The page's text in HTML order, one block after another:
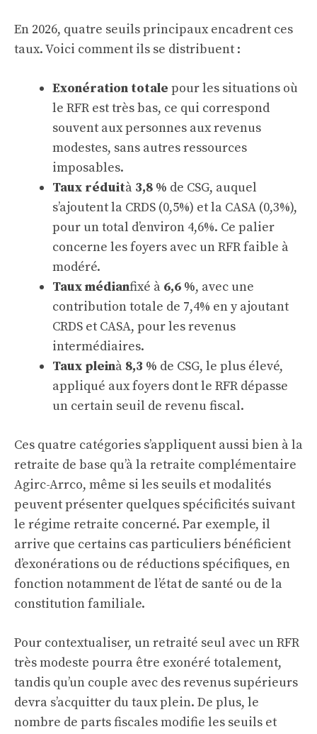
En 2026, quatre seuils principaux encadrent ces
taux. Voici comment ils se distribuent :
Exonération totale pour les situations où
le RFR est très bas, ce qui correspond
souvent aux personnes aux revenus
modestes, sans autres ressources
imposables.
Taux réduità 3,8 % de CSG, auquel
s’ajoutent la CRDS (0,5%) et la CASA (0,3%),
pour un total d’environ 4,6%. Ce palier
concerne les foyers avec un RFR faible à
modéré.
Taux médianfixé à 6,6 %, avec une
contribution totale de 7,4% en y ajoutant
CRDS et CASA, pour les revenus
intermédiaires.
Taux pleinà 8,3 % de CSG, le plus élevé,
appliqué aux foyers dont le RFR dépasse
un certain seuil de revenu fiscal.
Ces quatre catégories s’appliquent aussi bien à la
retraite de base qu’à la retraite complémentaire
Agirc-Arrco, même si les seuils et modalités
peuvent présenter quelques spécificités suivant
le régime retraite concerné. Par exemple, il
arrive que certains cas particuliers bénéficient
d’exonérations ou de réductions spécifiques, en
fonction notamment de l’état de santé ou de la
constitution familiale.
Pour contextualiser, un retraité seul avec un RFR
très modeste pourra être exonéré totalement,
tandis qu’un couple avec des revenus supérieurs
devra s’acquitter du taux plein. De plus, le
nombre de parts fiscales modifie les seuils et